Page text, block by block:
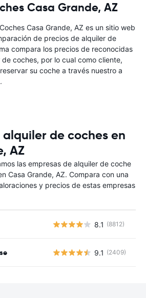
Casa Grande, AZ
Casa Grande, AZ es un sitio web
de precios de alquiler de
compara los precios de reconocidas
coches, por lo cual como cliente,
su coche a través nuestro a
alquiler de coches en
AZ
las empresas de alquiler de coche
Casa Grande, AZ. Compara con una
y precios de estas empresas
8.1 (8812)
9.1 (2409)